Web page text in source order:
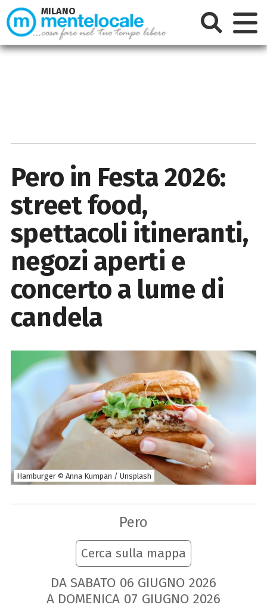
Pero in Festa 2026:
street food,
spettacoli itineranti,
negozi aperti e
concerto a lume di
candela
Hamburger © Anna Kumpan / Unsplash
Pero
Cerca sulla mappa
DA SABATO 06 GIUGNO 2026
A DOMENICA 07 GIUGNO 2026
MILANO